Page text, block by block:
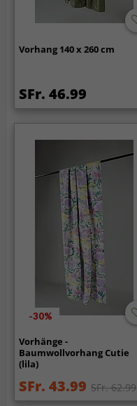
Vorhang 140 x 260 cm
SFr. 46.99
-30%
Vorhänge -
Baumwollvorhang Cutie
(lila)
SFr. 43.99 SFr. 62.99